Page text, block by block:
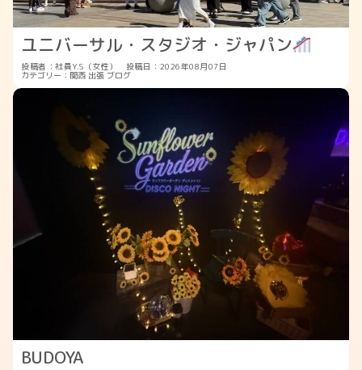
ユニバーサル・スタジオ・ジャパン
投稿者：社員Y.S（女性） 投稿日：2026年08月07日
カテゴリー： 関西 出張 ブログ
BUDOYA